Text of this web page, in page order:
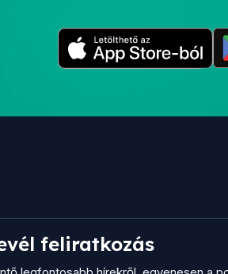
feliratkozás